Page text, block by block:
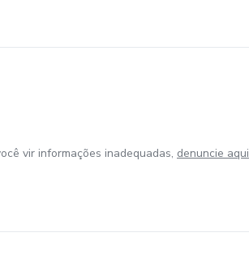
vir informações inadequadas, denuncie aqui